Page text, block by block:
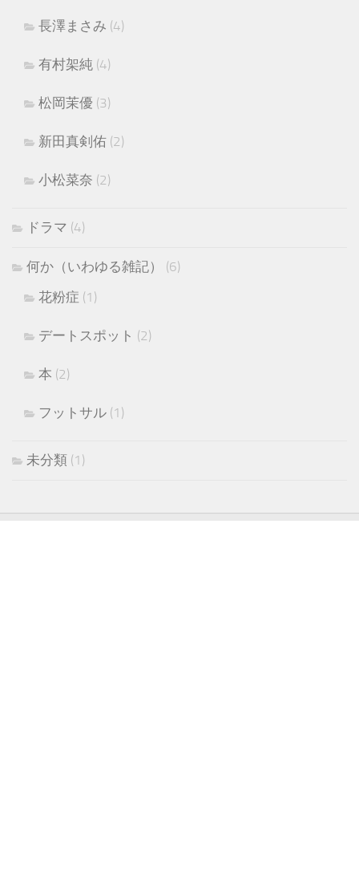
長澤まさみ (4)
有村架純 (4)
松岡茉優 (3)
新田真剣佑 (2)
小松菜奈 (2)
ドラマ (4)
何か（いわゆる雑記）
(6)
花粉症 (1)
デートスポット (2)
本 (2)
フットサル (1)
未分類 (1)